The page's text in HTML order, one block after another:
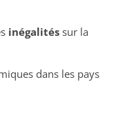
inégalitéssur la
dans les pays